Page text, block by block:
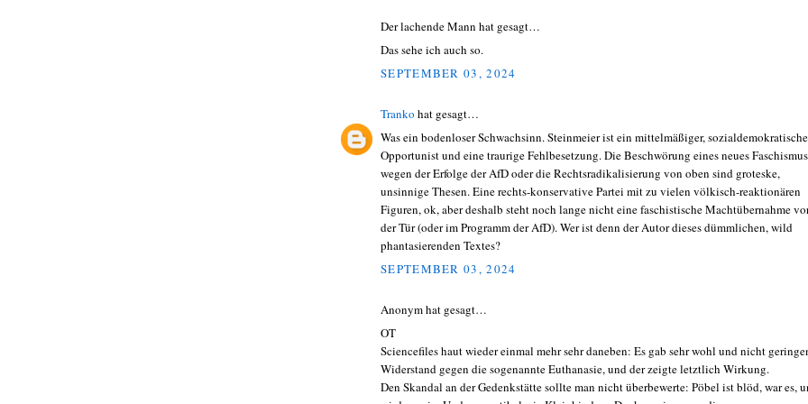
Der lachende Mann hat gesagt…
Das sehe ich auch so.
SEPTEMBER 03, 2024
Tranko hat gesagt…
Was ein bodenloser Schwachsinn. Steinmeier ist ein mittelmäßiger,
Opportunist und eine traurige Fehlbesetzung. Die Beschwörung eines neues Faschismus
wegen der Erfolge der AfD oder die Rechtsradikalisierung von oben sind groteske,
unsinnige Thesen. Eine rechts-konservative Partei mit zu vielen völkisch-reaktionären
Figuren, ok, aber deshalb steht noch lange nicht eine faschistische Machtübernahme
der Tür (oder im Programm der AfD). Wer ist denn der Autor dieses dümmlichen, wild
phantasierenden Textes?
SEPTEMBER 03, 2024
Anonym hat gesagt…
OT
Sciencefiles haut wieder einmal mehr sehr daneben: Es gab sehr wohl und nicht
Widerstand gegen die sogenannte Euthanasie, und der zeigte letztlich Wirkung.
Den Skandal an der Gedenkstätte sollte man nicht überbewerte: Pöbel ist blöd, war es,